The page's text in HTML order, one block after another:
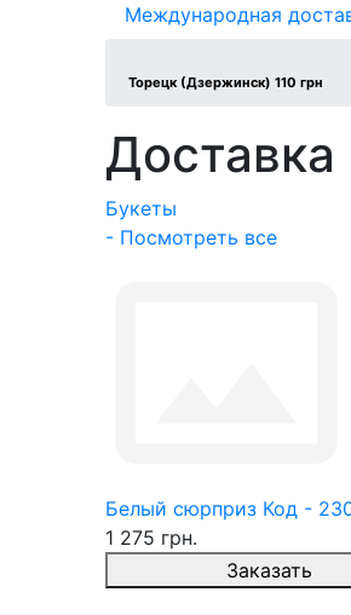
Международная
Торецк (Дзержинск) 110 грн
Букеты
- Посмотреть все
Белый сюрприз Код -
1 275 грн.
Заказать